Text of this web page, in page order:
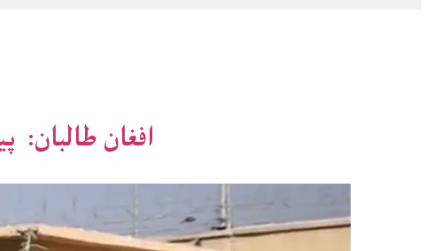
افغان طالبان: پینځه زره او